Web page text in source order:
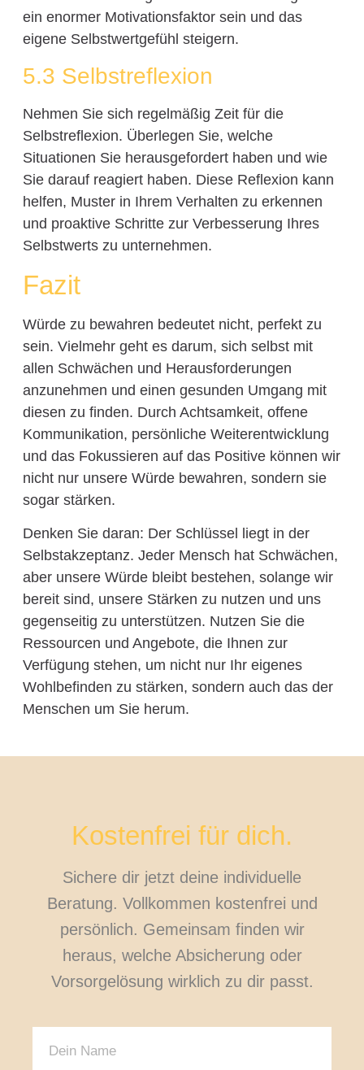
ein enormer Motivationsfaktor sein und das
eigene Selbstwertgefühl steigern.
5.3 Selbstreflexion
Nehmen Sie sich regelmäßig Zeit für die
Selbstreflexion. Überlegen Sie, welche
Situationen Sie herausgefordert haben und wie
Sie darauf reagiert haben. Diese Reflexion kann
helfen, Muster in Ihrem Verhalten zu erkennen
und proaktive Schritte zur Verbesserung Ihres
Selbstwerts zu unternehmen.
Fazit
Würde zu bewahren bedeutet nicht, perfekt zu
sein. Vielmehr geht es darum, sich selbst mit
allen Schwächen und Herausforderungen
anzunehmen und einen gesunden Umgang mit
diesen zu finden. Durch Achtsamkeit, offene
Kommunikation, persönliche Weiterentwicklung
und das Fokussieren auf das Positive können wir
nicht nur unsere Würde bewahren, sondern sie
sogar stärken.
Denken Sie daran: Der Schlüssel liegt in der
Selbstakzeptanz. Jeder Mensch hat Schwächen,
aber unsere Würde bleibt bestehen, solange wir
bereit sind, unsere Stärken zu nutzen und uns
gegenseitig zu unterstützen. Nutzen Sie die
Ressourcen und Angebote, die Ihnen zur
Verfügung stehen, um nicht nur Ihr eigenes
Wohlbefinden zu stärken, sondern auch das der
Menschen um Sie herum.
Kostenfrei für dich.
Sichere dir jetzt deine individuelle
Beratung. Vollkommen kostenfrei und
persönlich. Gemeinsam finden wir
heraus, welche Absicherung oder
Vorsorgelösung wirklich zu dir passt.